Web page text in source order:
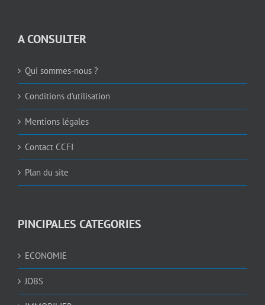
A CONSULTER
Qui sommes-nous ?
Conditions d’utilisation
Mentions légales
Contact CCFI
Plan du site
PINCIPALES CATEGORIES
ECONOMIE
JOBS